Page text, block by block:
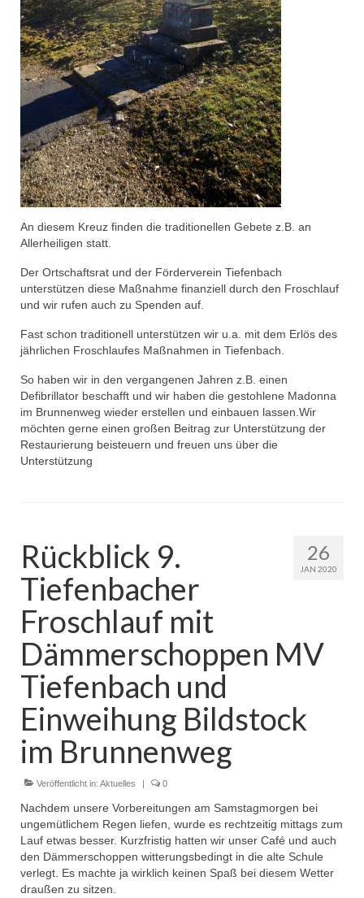
An diesem Kreuz finden die traditionellen Gebete z.B. an
Allerheiligen statt.
Der Ortschaftsrat und der Förderverein Tiefenbach
unterstützen diese Maßnahme finanziell durch den Froschlauf
und wir rufen auch zu Spenden auf.
Fast schon traditionell unterstützen wir u.a. mit dem Erlös des
jährlichen Froschlaufes Maßnahmen in Tiefenbach.
So haben wir in den vergangenen Jahren z.B. einen
Defibrillator beschafft und wir haben die gestohlene Madonna
im Brunnenweg wieder erstellen und einbauen lassen.Wir
möchten gerne einen großen Beitrag zur Unterstützung der
Restaurierung beisteuern und freuen uns über die
Unterstützung
26
JAN 2020
Rückblick 9.
Tiefenbacher
Froschlauf mit
Dämmerschoppen MV
Tiefenbach und
Einweihung Bildstock
im Brunnenweg
Veröffentlicht in: Aktuelles | 0
Nachdem unsere Vorbereitungen am Samstagmorgen bei
ungemütlichem Regen liefen, wurde es rechtzeitig mittags zum
Lauf etwas besser. Kurzfristig hatten wir unser Café und auch
den Dämmerschoppen witterungsbedingt in die alte Schule
verlegt. Es machte ja wirklich keinen Spaß bei diesem Wetter
draußen zu sitzen.